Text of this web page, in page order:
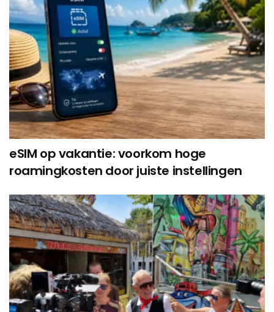
eSIM op vakantie: voorkom hoge
roamingkosten door juiste instellingen